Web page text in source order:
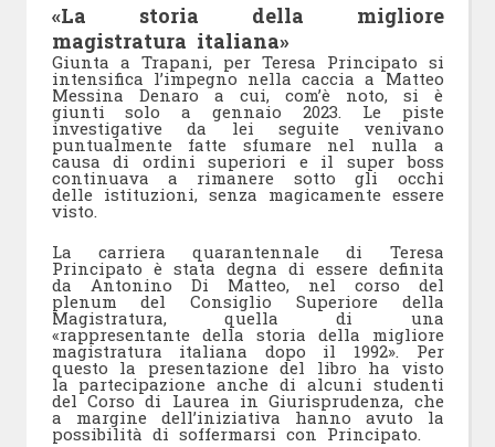
«La storia della migliore
magistratura italiana»
Giunta a Trapani, per Teresa Principato si
intensifica l’impegno nella caccia a Matteo
Messina Denaro a cui, com’è noto, si è
giunti solo a gennaio 2023. Le piste
investigative da lei seguite venivano
puntualmente fatte sfumare nel nulla a
causa di ordini superiori e il super boss
continuava a rimanere sotto gli occhi
delle istituzioni, senza magicamente essere
visto.
La carriera quarantennale di Teresa
Principato è stata degna di essere definita
da Antonino Di Matteo, nel corso del
plenum del Consiglio Superiore della
Magistratura, quella di una
«rappresentante della storia della migliore
magistratura italiana dopo il 1992». Per
questo la presentazione del libro ha visto
la partecipazione anche di alcuni studenti
del Corso di Laurea in Giurisprudenza, che
a margine dell’iniziativa hanno avuto la
possibilità di soffermarsi con Principato.